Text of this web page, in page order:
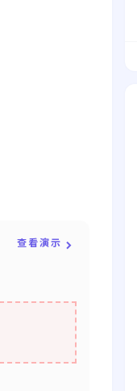
查看演示